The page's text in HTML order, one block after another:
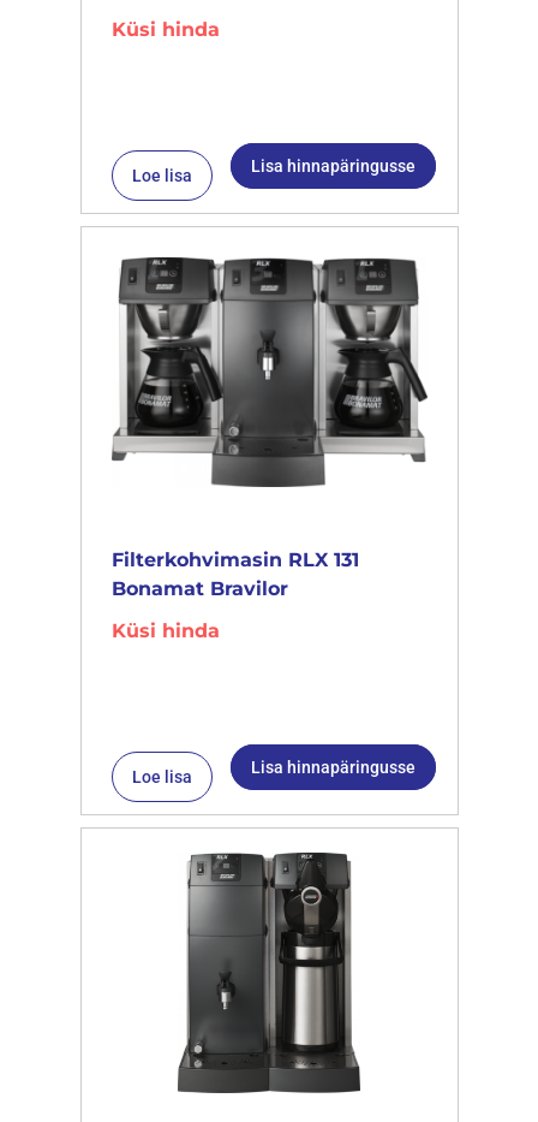
Küsi hinda
Loe lisa Lisa hinnapäringusse
Filterkohvimasin RLX 131
Bonamat Bravilor
Küsi hinda
Loe lisa Lisa hinnapäringusse